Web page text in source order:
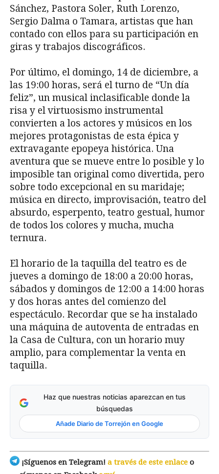
Sánchez, Pastora Soler, Ruth Lorenzo,
Sergio Dalma o Tamara, artistas que han
contado con ellos para su participación en
giras y trabajos discográficos.
Por último, el domingo, 14 de diciembre, a
las 19:00 horas, será el turno de “Un día
feliz”, un musical inclasificable donde la
risa y el virtuosismo instrumental
convierten a los actores y músicos en los
mejores protagonistas de esta épica y
extravagante epopeya histórica. Una
aventura que se mueve entre lo posible y lo
imposible tan original como divertida, pero
sobre todo excepcional en su maridaje;
música en directo, improvisación, teatro del
absurdo, esperpento, teatro gestual, humor
de todos los colores y mucha, mucha
ternura.
El horario de la taquilla del teatro es de
jueves a domingo de 18:00 a 20:00 horas,
sábados y domingos de 12:00 a 14:00 horas
y dos horas antes del comienzo del
espectáculo. Recordar que se ha instalado
una máquina de autoventa de entradas en
la Casa de Cultura, con un horario muy
amplio, para complementar la venta en
taquilla.
Haz que nuestras noticias aparezcan en tus
búsquedas
Añade Diario de Torrejón en Google
¡Síguenos en Telegram! a través de este enlace o